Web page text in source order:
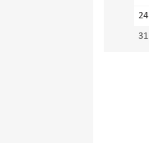
24
31